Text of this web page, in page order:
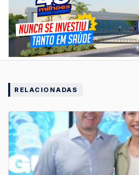
RELACIONADAS